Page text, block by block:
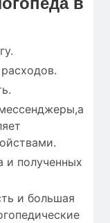
и полученных
и большая